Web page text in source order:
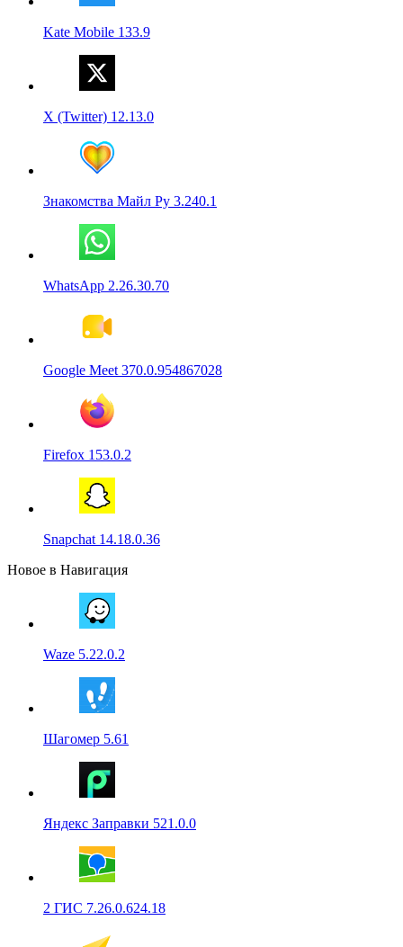
Kate Mobile 133.9
X (Twitter) 12.13.0
Знакомства Майл Ру 3.240.1
WhatsApp 2.26.30.70
Google Meet 370.0.954867028
Firefox 153.0.2
Snapchat 14.18.0.36
Новое в Навигация
Waze 5.22.0.2
Шагомер 5.61
Яндекс Заправки 521.0.0
2 ГИС 7.26.0.624.18